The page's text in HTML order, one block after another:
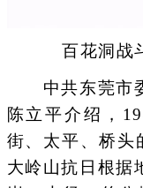
百花洞战
中共东莞市委
陈立平介绍，
街、太平、桥头
大岭山抗日根据